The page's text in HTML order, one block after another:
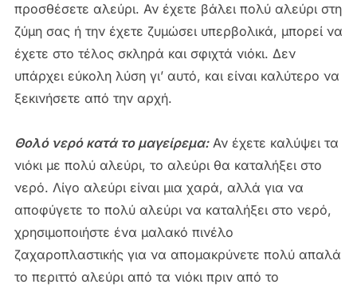
προσθέσετε αλεύρι. Αν έχετε βάλει πολύ αλεύρι στη
ζύμη σας ή την έχετε ζυμώσει υπερβολικά, μπορεί να
έχετε στο τέλος σκληρά και σφιχτά νιόκι. Δεν
υπάρχει εύκολη λύση γι’ αυτό, και είναι καλύτερο να
ξεκινήσετε από την αρχή.
Θολό νερό κατά το μαγείρεμα:Αν έχετε καλύψει τα
νιόκι με πολύ αλεύρι, το αλεύρι θα καταλήξει στο
νερό. Λίγο αλεύρι είναι μια χαρά, αλλά για να
αποφύγετε το πολύ αλεύρι να καταλήξει στο νερό,
χρησιμοποιήστε ένα μαλακό πινέλο
ζαχαροπλαστικής για να απομακρύνετε πολύ απαλά
το περιττό αλεύρι από τα νιόκι πριν από το